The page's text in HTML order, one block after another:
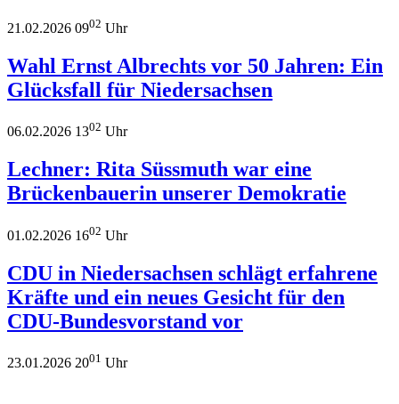
21.02.2026 0902 Uhr
Wahl Ernst Albrechts vor 50 Jahren: Ein
Glücksfall für Niedersachsen
06.02.2026 1302 Uhr
Lechner: Rita Süssmuth war eine
Brückenbauerin unserer Demokratie
01.02.2026 1602 Uhr
CDU in Niedersachsen schlägt erfahrene
Kräfte und ein neues Gesicht für den
CDU-Bundesvorstand vor
23.01.2026 2001 Uhr